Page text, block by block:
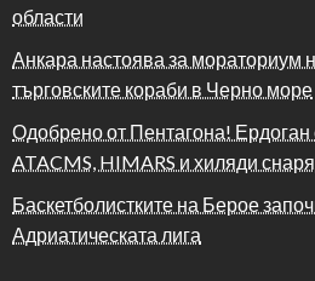
области
Анкара настоява за мораториум
търговските кораби в Черно море
Одобрено от Пентагона! Ердоган
ATACMS, HIMARS и хиляди
Баскетболистките на Берое
Адриатическата лига